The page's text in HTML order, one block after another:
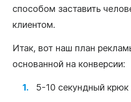
способом заставить
клиентом.
Итак, вот наш план
основанной на конверсии:
5-10 секундный крюк